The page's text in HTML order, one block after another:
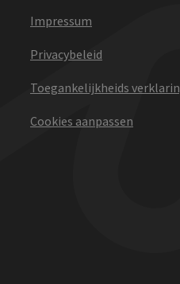
Impressum
Privacybeleid
Toegankelijkheids
Cookies aanpassen